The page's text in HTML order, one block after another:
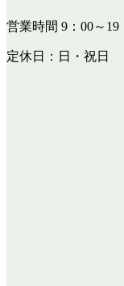
営業時間 9：00～19
定休日：日・祝日